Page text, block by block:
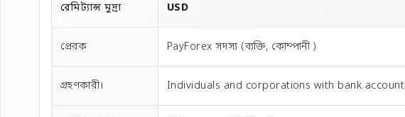
রেমিট্যান্স মুদ্রা USD
প্রেরক PayForex সদস্য (ব্যক্তি, কোম্পানী )
গ্রহণকারী। Individuals and corporations with bank